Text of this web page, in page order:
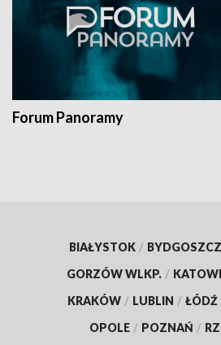
Forum Panoramy
BIAŁYSTOK / BYDGOSZCZ
GORZÓW WLKP. /
KRAKÓW / LUBLIN / ŁÓDŹ
OPOLE / POZNAŃ /